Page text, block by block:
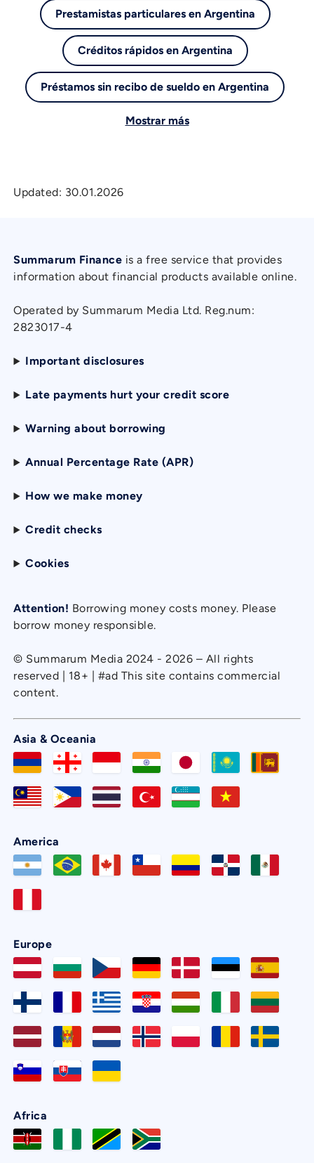
Prestamistas particulares en Argentina
Créditos rápidos en Argentina
Préstamos sin recibo de sueldo en Argentina
Mostrar más
Updated: 30.01.2026
Summarum Finance is a free service that provides
information about financial products available online.
Operated by Summarum Media Ltd. Reg.num:
2823017-4
Important disclosures
Late payments hurt your credit score
Warning about borrowing
Annual Percentage Rate (APR)
How we make money
Credit checks
Cookies
Attention! Borrowing money costs money. Please
borrow money responsible.
© Summarum Media 2024 - 2026 – All rights
reserved | 18+ | #ad This site contains commercial
content.
Asia & Oceania
America
Europe
Africa